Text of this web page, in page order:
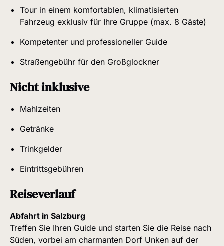
Tour in einem komfortablen, klimatisierten
Fahrzeug exklusiv für Ihre Gruppe (max. 8 Gäste)
Kompetenter und professioneller Guide
Straßengebühr für den Großglockner
Nicht inklusive
Mahlzeiten
Getränke
Trinkgelder
Eintrittsgebühren
Reiseverlauf
Abfahrt in Salzburg
Treffen Sie Ihren Guide und starten Sie die Reise nach
Süden, vorbei am charmanten Dorf Unken auf der